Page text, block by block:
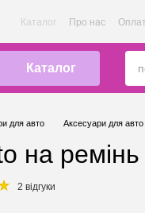
Каталог Про нас
Каталог
для авто Аксесуари для
на ремінь
2 відгуки